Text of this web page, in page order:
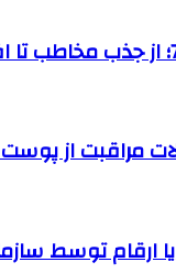
مراقبت از
توسط